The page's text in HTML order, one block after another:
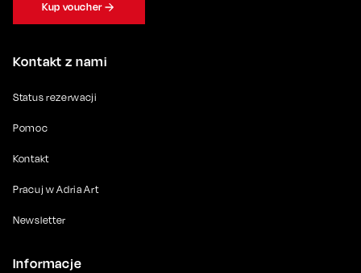
Kontakt z nami
Status rezerwacji
Pomoc
Kontakt
Pracuj w Adria Art
Newsletter
Informacje
Kup voucher